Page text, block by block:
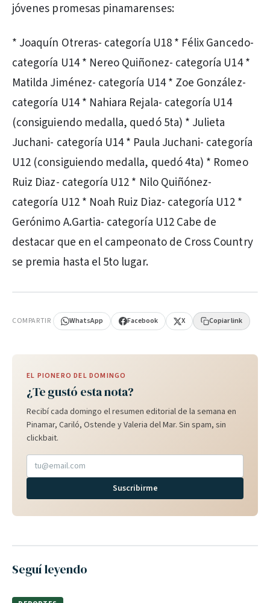
jóvenes promesas pinamarenses:
* Joaquín Otreras- categoría U18 * Félix Gancedo-
categoría U14 * Nereo Quiñonez- categoría U14 *
Matilda Jiménez- categoría U14 * Zoe González-
categoría U14 * Nahiara Rejala- categoría U14
(consiguiendo medalla, quedó 5ta) * Julieta
Juchani- categoría U14 * Paula Juchani- categoría
U12 (consiguiendo medalla, quedó 4ta) * Romeo
Ruiz Diaz- categoría U12 * Nilo Quiñónez-
categoría U12 * Noah Ruiz Diaz- categoría U12 *
Gerónimo A.Gartia- categoría U12 Cabe de
destacar que en el campeonato de Cross Country
se premia hasta el 5to lugar.
COMPARTIR WhatsApp Facebook X Copiar link
EL PIONERO DEL DOMINGO
¿Te gustó esta nota?
Recibí cada domingo el resumen editorial de la semana en
Pinamar, Cariló, Ostende y Valeria del Mar. Sin spam, sin
clickbait.
Suscribirme
Seguí leyendo